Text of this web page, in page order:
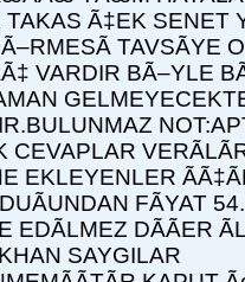
TAKAS Ã‡EK SENET
TAVSÃYE
VARDIR BÃ–YLE
GELMEYECEKTE
EKLEYENLER
FÃYAT
DÃÃER
SAYGILAR